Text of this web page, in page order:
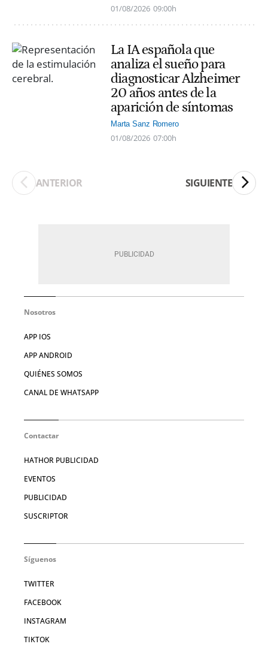
01/08/2026 09:00h
La IA española que
analiza el sueño para
diagnosticar Alzheimer
20 años antes de la
aparición de síntomas
Marta Sanz Romero
01/08/2026 07:00h
ANTERIOR SIGUIENTE
Nosotros
APP IOS
APP ANDROID
QUIÉNES SOMOS
CANAL DE WHATSAPP
Contactar
HATHOR PUBLICIDAD
EVENTOS
PUBLICIDAD
SUSCRIPTOR
Síguenos
TWITTER
FACEBOOK
INSTAGRAM
TIKTOK